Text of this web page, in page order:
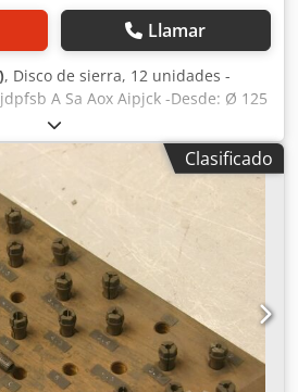
Llamar
, Disco de sierra, 12 unidades -
A Sa Aox Aipjck -Desde: Ø 125
completo -Peso: 7 kg
Clasificado